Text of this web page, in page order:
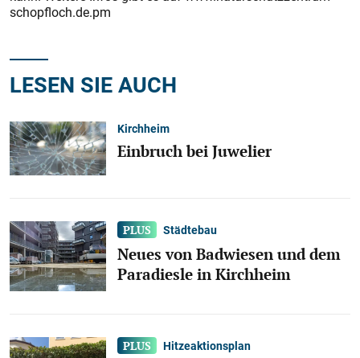
schopfloch.de.pm
LESEN SIE AUCH
Kirchheim
Einbruch bei Juwelier
Städtebau
Neues von Badwiesen und dem
Paradiesle in Kirchheim
Hitzeaktionsplan